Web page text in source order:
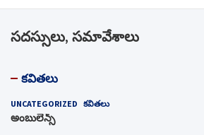
సదస్సులు, సమావేశాలు
కవితలు
UNCATEGORIZED కవితలు
అంబులెన్స్‌